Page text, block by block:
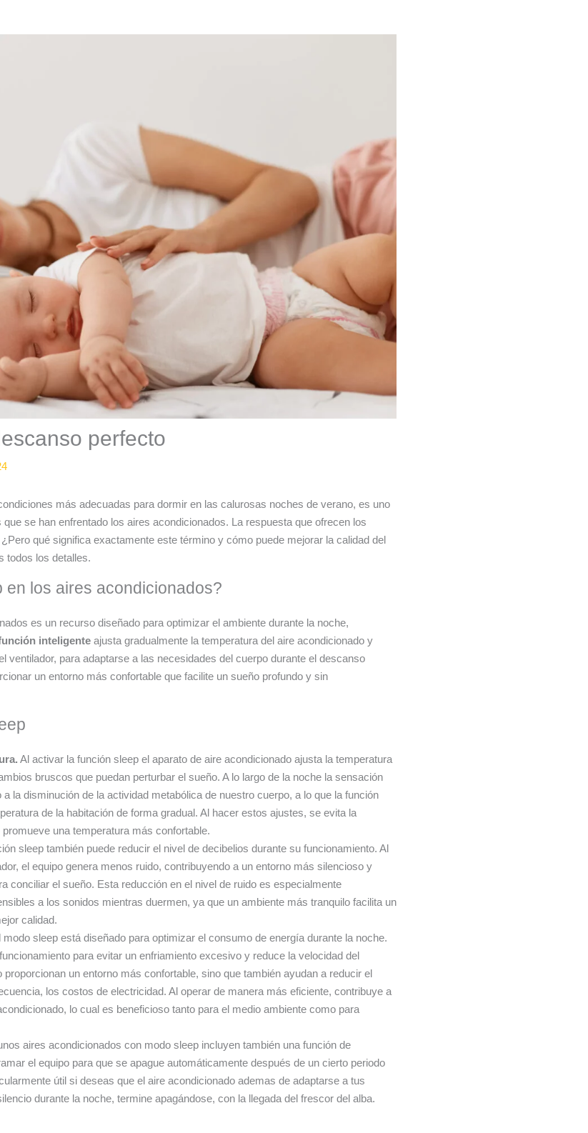
perfecto
más adecuadas para dormir en las calurosas noches de verano, es uno
se han enfrentado los aires acondicionados. La respuesta que ofrecen los
qué significa exactamente este término y cómo puede mejorar la calidad del
todos los detalles.
en los aires acondicionados?
es un recurso diseñado para optimizar el ambiente durante la noche,
inteligenteajusta gradualmente la temperatura del aire acondicionado y
ventilador, para adaptarse a las necesidades del cuerpo durante el descanso
un entorno más confortable que facilite un sueño profundo y sin
Al activar la función sleep el aparato de aire acondicionado ajusta la temperatura
bruscos que puedan perturbar el sueño. A lo largo de la noche la sensación
la disminución de la actividad metabólica de nuestro cuerpo, a lo que la función
de la habitación de forma gradual. Al hacer estos ajustes, se evita la
una temperatura más confortable.
sleep también puede reducir el nivel de decibelios durante su funcionamiento. Al
el equipo genera menos ruido, contribuyendo a un entorno más silencioso y
conciliar el sueño. Esta reducción en el nivel de ruido es especialmente
a los sonidos mientras duermen, ya que un ambiente más tranquilo facilita un
calidad.
modo sleep está diseñado para optimizar el consumo de energía durante la noche.
para evitar un enfriamiento excesivo y reduce la velocidad del
un entorno más confortable, sino que también ayudan a reducir el
los costos de electricidad. Al operar de manera más eficiente, contribuye a
lo cual es beneficioso tanto para el medio ambiente como para
aires acondicionados con modo sleep incluyen también una función de
el equipo para que se apague automáticamente después de un cierto periodo
útil si deseas que el aire acondicionado ademas de adaptarse a tus
durante la noche, termine apagándose, con la llegada del frescor del alba.